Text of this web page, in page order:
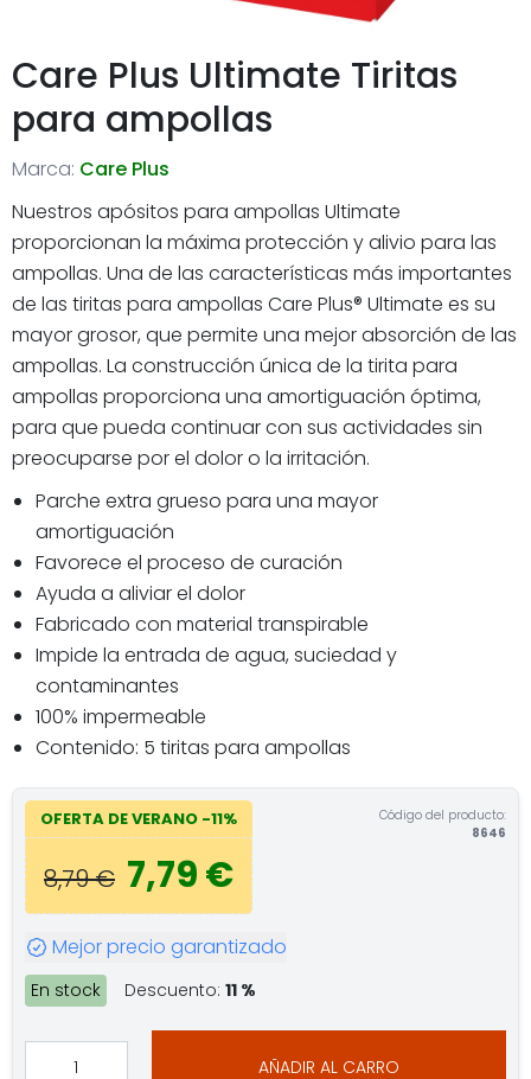
Care Plus Ultimate Tiritas
para ampollas
Marca: Care Plus
Nuestros apósitos para ampollas Ultimate
proporcionan la máxima protección y alivio para las
ampollas. Una de las características más importantes
de las tiritas para ampollas Care Plus® Ultimate es su
mayor grosor, que permite una mejor absorción de las
ampollas. La construcción única de la tirita para
ampollas proporciona una amortiguación óptima,
para que pueda continuar con sus actividades sin
preocuparse por el dolor o la irritación.
Parche extra grueso para una mayor
amortiguación
Favorece el proceso de curación
Ayuda a aliviar el dolor
Fabricado con material transpirable
Impide la entrada de agua, suciedad y
contaminantes
100% impermeable
Contenido: 5 tiritas para ampollas
OFERTA DE VERANO -11%
8,79 € 7,79 €
Código del producto:
8646
Mejor precio garantizado
En stock Descuento: 11 %
AÑADIR AL CARRO